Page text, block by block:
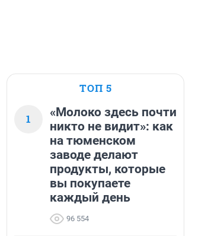
ТОП 5
1
«Молоко здесь почти
никто не видит»: как
на тюменском
заводе делают
продукты, которые
вы покупаете
каждый день
96 554